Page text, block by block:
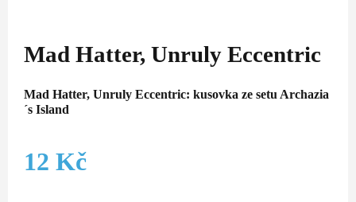
Mad Hatter, Unruly Eccentric
Mad Hatter, Unruly Eccentric: kusovka ze setu Archazia
´s Island
12 Kč